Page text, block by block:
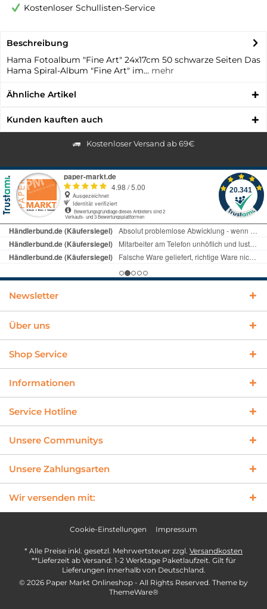
Kostenloser Schullisten-Service
Beschreibung
Hama Fotoalbum "Fine Art" 24x17cm 50 schwarze Seiten Das
Hama Spiral-Album "Fine Art" im... mehr
Ähnliche Artikel
Kunden kauften auch
Kostenloser Versand ab 69€
Newsletter
Über uns
Shop Service
Informationen
Service Hotline
Unsere Communitys
Unsere Zahlungsarten
Wir versenden mit:
Cookie-Einstellungen Impressum
* Alle Preise inkl. gesetzl. Mehrwertsteuer zzgl. Versandkosten
**Lieferzeit ab Versand: 1-2 Werktage Paketlaufzeit. Gilt für
Lieferungen innerhalb von Deutschland.
© 2026 Paper Markt Onlineshop - All Rights Reserved. Theme by
ThemeWare®